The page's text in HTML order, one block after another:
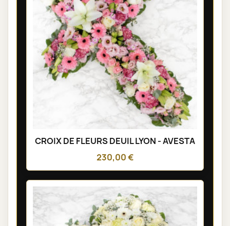
CROIX DE FLEURS DEUIL LYON - AVESTA
230,00 €